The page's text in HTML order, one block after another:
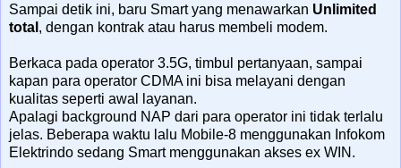
Sampai detik ini, baru Smart yang menawarkan Unlimited
total , dengan kontrak atau harus membeli modem.
Berkaca pada operator 3.5G, timbul pertanyaan, sampai
kapan para operator CDMA ini bisa melayani dengan
kualitas seperti awal layanan.
Apalagi background NAP dari para operator ini tidak terlalu
jelas. Beberapa waktu lalu Mobile-8 menggunakan Infokom
Elektrindo sedang Smart menggunakan akses ex WIN.